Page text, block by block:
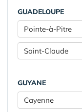
GUADELOUPE
Pointe-à-Pitre
Saint-Claude
GUYANE
Cayenne